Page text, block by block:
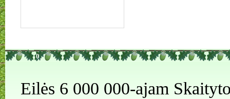
0
Eilės 6 000 000-ajam